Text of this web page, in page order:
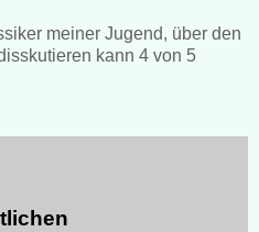
meiner Jugend, über den
kann 4 von 5